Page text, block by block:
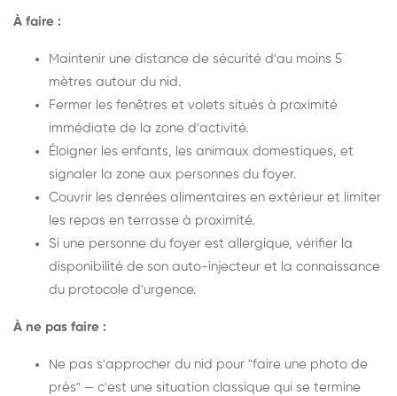
À faire :
Maintenir une distance de sécurité d'au moins 5
mètres autour du nid.
Fermer les fenêtres et volets situés à proximité
immédiate de la zone d'activité.
Éloigner les enfants, les animaux domestiques, et
signaler la zone aux personnes du foyer.
Couvrir les denrées alimentaires en extérieur et limiter
les repas en terrasse à proximité.
Si une personne du foyer est allergique, vérifier la
disponibilité de son auto-injecteur et la connaissance
du protocole d'urgence.
À ne pas faire :
Ne pas s'approcher du nid pour "faire une photo de
près" — c'est une situation classique qui se termine